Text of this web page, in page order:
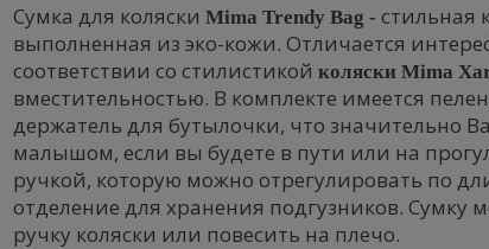
Сумка для коляскиMima Trendy Bag -стильная
выполненная из эко-кожи. Отличается
соответствии со стилистикойколяски Mima
вместительностью. В комплекте имеется
держатель для бутылочки, что значительно
малышом, если вы будете в пути или на
ручкой, которую можно отрегулировать по
отделение для хранения подгузников. Сумку
ручку коляски или повесить на плечо.